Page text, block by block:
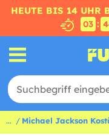
HEUTE BIS 14 UHR
03 :
... Michael Jackson